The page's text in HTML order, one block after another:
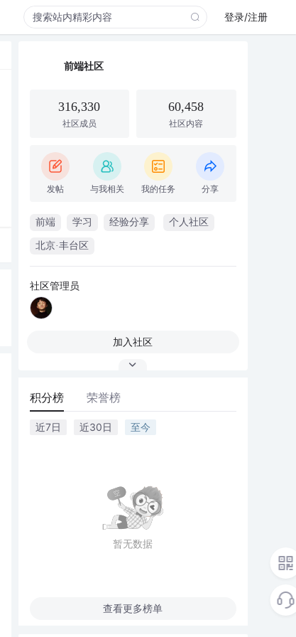
登录/注册
前端社区
316,330
社区成员
60,458
社区内容
发帖 与我相关 我的任务 分享
前端 学习 经验分享 个人社区
北京·丰台区
社区管理员
加入社区
积分榜 荣誉榜
近7日 近30日 至今
暂无数据
查看更多榜单